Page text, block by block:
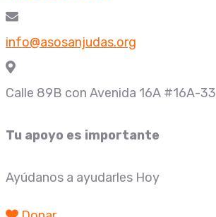
info@asosanjudas.org
Calle 89B con Avenida 16A #16A-33
Tu apoyo es importante
Ayúdanos a ayudarles Hoy